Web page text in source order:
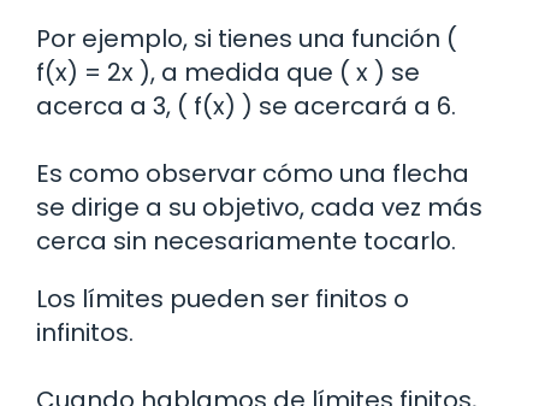
Por ejemplo, si tienes una función (
f(x) = 2x ), a medida que ( x ) se
acerca a 3, ( f(x) ) se acercará a 6.
Es como observar cómo una flecha
se dirige a su objetivo, cada vez más
cerca sin necesariamente tocarlo.
Los límites pueden ser finitos o
infinitos.